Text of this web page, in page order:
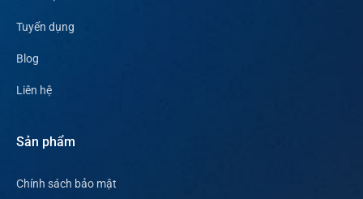
Tuyển dụng
Blog
Liên hệ
Sản phẩm
Chính sách bảo mật